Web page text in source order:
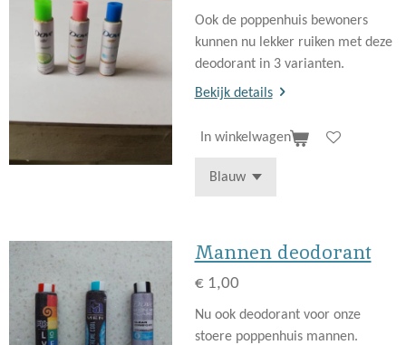
Ook de poppenhuis bewoners
kunnen nu lekker ruiken met deze
deodorant in 3 varianten.
Bekijk details
In winkelwagen
Mannen deodorant
€ 1,00
Nu ook deodorant voor onze
stoere poppenhuis mannen.